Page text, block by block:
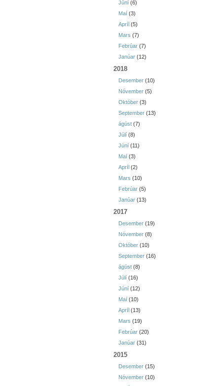
Júní (6)
Maí (3)
Apríl (5)
Mars (7)
Febrúar (7)
Janúar (12)
2018
Desember (10)
Nóvember (5)
Október (3)
September (13)
ágúst (7)
Júlí (8)
Júní (11)
Maí (3)
Apríl (2)
Mars (10)
Febrúar (5)
Janúar (13)
2017
Desember (19)
Nóvember (8)
Október (10)
September (16)
ágúst (8)
Júlí (16)
Júní (12)
Maí (10)
Apríl (13)
Mars (19)
Febrúar (20)
Janúar (31)
2015
Desember (15)
Nóvember (10)